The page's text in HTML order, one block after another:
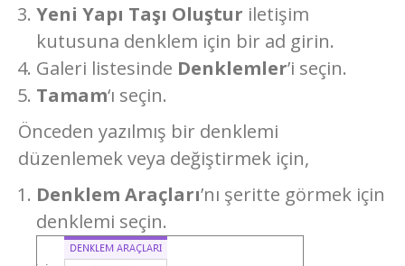
Yeni Yapı Taşı Oluştur iletişim
kutusuna denklem için bir ad girin.
Galeri listesinde Denklemler’i seçin.
Tamam‘ı seçin.
Önceden yazılmış bir denklemi
düzenlemek veya değiştirmek için,
Denklem Araçları’nı şeritte görmek için
denklemi seçin.